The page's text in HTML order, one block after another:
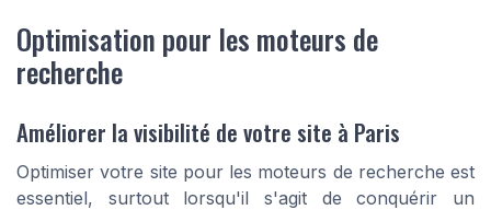
Optimisation pour les moteurs de
recherche
Améliorer la visibilité de votre site à Paris
Optimiser votre site pour les moteurs de recherche est
essentiel, surtout lorsqu'il s'agit de conquérir un